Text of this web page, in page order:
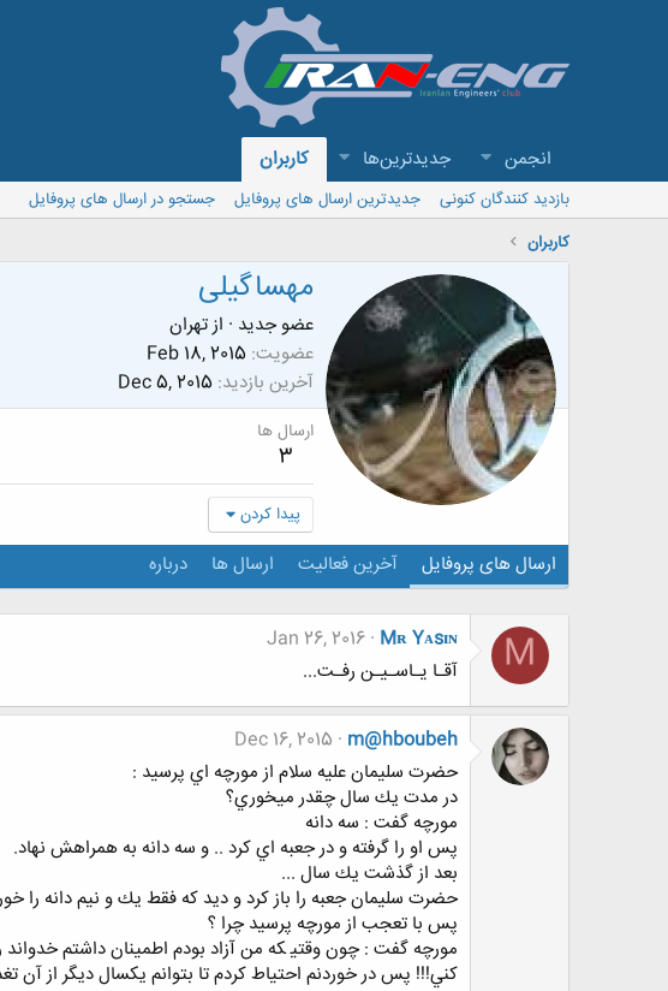
انجمن جدیدترین‌ها کاربران
بازدید کنندگان کنونی جدیدترین ارسال های پروفایل
جستجو در ارسال های پروفایل
کاربران
مهساگیلی
عضو جدید · ازتهران
عضویت Feb 18, 2015
آخرین بازدید Dec 5, 2015
ارسال ها
3
پیدا کردن
ارسال های پروفایل آخرین فعالیت ارسال ها درباره
M
Mʀ Yᴀsɪɴ
Jan 26, 2016
آقـا یـاسـیـن رفـت...
m@hboubeh
Dec 16, 2015
ﺣﻀﺮﺕ ﺳﻠﻴﻤﺎﻥ ﻋﻠﻴﻪ ﺳﻼﻡ ﺍﺯ ﻣﻮﺭﭼﻪ ﺍﻱ ﭘﺮﺳﻴﺪ :
ﺩﺭ ﻣﺪﺕ ﻳﻚ ﺳﺎﻝ ﭼﻘﺪﺭ ﻣﻴﺨﻮﺭﻱ؟
ﻣﻮﺭﭼﻪ ﮔﻔﺖ : ﺳﻪ ﺩﺍﻧﻪ
ﭘﺲ ﺍﻭ ﺭﺍ ﮔﺮﻓﺘﻪ ﻭ ﺩﺭ ﺟﻌﺒﻪ ﺍﻱ ﻛﺮﺩ .. ﻭ ﺳﻪ ﺩﺍﻧﻪ ﺑﻪ ﻫﻤﺮﺍﻫﺶ ﻧﻬﺎﺩ.
ﺑﻌﺪ ﺍﺯ ﮔﺬﺷﺖ ﻳﻚ ﺳﺎﻝ ...
ﺣﻀﺮﺕ ﺳﻠﻴﻤﺎﻥ ﺟﻌﺒﻪ ﺭﺍ ﺑﺎﺯ ﻛﺮﺩ ﻭ ﺩﻳﺪ ﻛﻪ ﻓﻘﻂ ﻳﻚ ﻭ ﻧﻴﻢ ﺩﺍﻧﻪ ﺭﺍ
ﭘﺲ ﺑﺎ ﺗﻌﺠﺐ ﺍﺯ ﻣﻮﺭﭼﻪ ﭘﺮﺳﻴﺪ ﭼﺮﺍ ؟
ﻣﻮﺭﭼﻪ ﮔﻔﺖ : ﭼﻮﻥ ﻭﻗﺘﻴ ﻜﻪ ﻣﻦ ﺁﺯﺍﺩ ﺑﻮﺩﻡ ﺍﻃﻤﻴﻨﺎﻥ داشتم ﺧﺪﻭﺍﻧﺪ
ﻛﻨﻲ!!! ﭘﺲ ﺩﺭ ﺧﻮﺭﺩﻧﻢ ﺍﺣﺘﻴﺎﻁ ﻛﺮﺩﻡ ﺗﺎ ﺑﺘﻮﺍﻧﻢ ﻳﻜﺴﺎﻝ ﺩﻳﮕﺮ ﺍﺯ ﺁﻥ